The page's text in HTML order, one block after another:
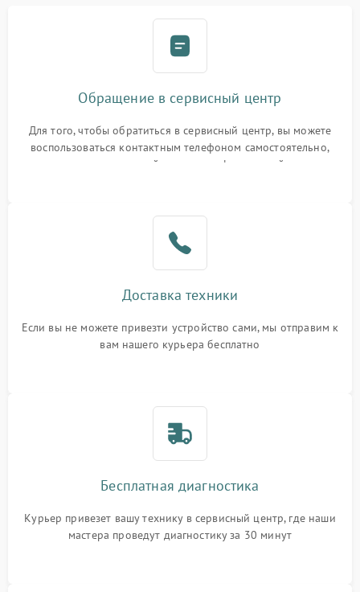
Обращение в сервисный центр
Для того, чтобы обратиться в сервисный центр, вы можете
воспользоваться контактным телефоном самостоятельно,
или оставить свой номер телефона на сайте
Доставка техники
Если вы не можете привезти устройство сами, мы отправим к
вам нашего курьера бесплатно
Бесплатная диагностика
Курьер привезет вашу технику в сервисный центр, где наши
мастера проведут диагностику за 30 минут